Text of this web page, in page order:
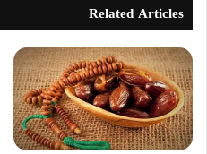
Related Articles